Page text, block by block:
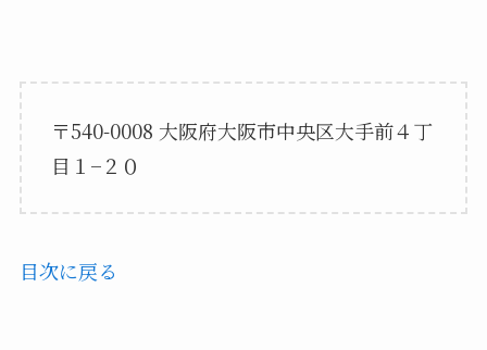
〒540-0008 大阪府大阪市中央区大手前４丁
目１−２０
目次に戻る